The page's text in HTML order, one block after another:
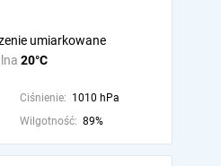
20°C
umiarkowane
Ciśnienie: 1010 hPa
Wilgotność: 89%